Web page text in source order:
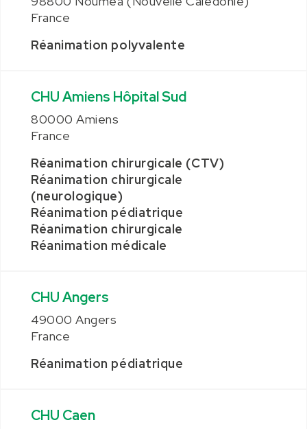
France
Réanimation polyvalente
CHU Amiens Hôpital Sud
80000 Amiens
France
Réanimation chirurgicale (CTV)
Réanimation chirurgicale
(neurologique)
Réanimation pédiatrique
Réanimation chirurgicale
Réanimation médicale
CHU Angers
49000 Angers
France
Réanimation pédiatrique
CHU Caen